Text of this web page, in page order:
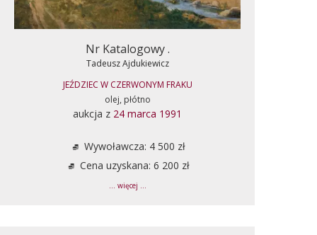
Nr Katalogowy .
Tadeusz Ajdukiewicz
JEŹDZIEC W CZERWONYM FRAKU
olej, płótno
aukcja z 24 marca 1991
Wywoławcza: 4 500 zł
Cena uzyskana: 6 200 zł
... więcej ...